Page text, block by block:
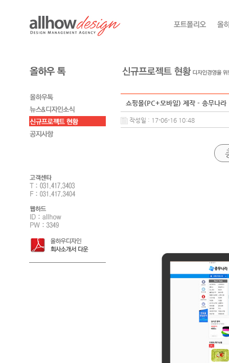
쇼핑몰(PC+모바일) 제작 - 총무나라
작성일 : 17-06-16 10:48